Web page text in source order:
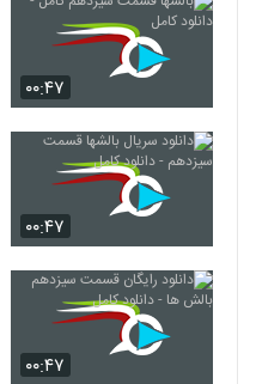
۰۰:۴۷
۰۰:۴۷
۰۰:۴۷